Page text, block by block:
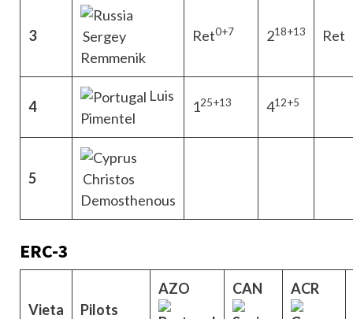
3
Sergey
Remmenik
Ret0+7 218+13 Ret
4
Luis
Pimentel
125+13 412+5
5
Christos
Demosthenous
ERC-3
Vieta Pilots
AZO CAN ACR